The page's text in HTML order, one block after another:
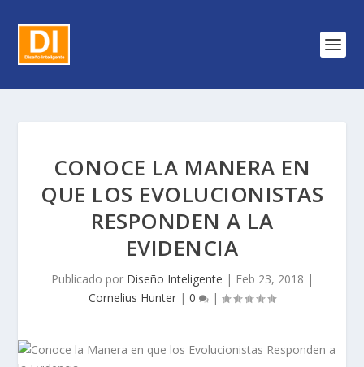
CONOCE LA MANERA EN
QUE LOS EVOLUCIONISTAS
RESPONDEN A LA
EVIDENCIA
Publicado por Diseño Inteligente | Feb 23, 2018 |
Cornelius Hunter | 0 |